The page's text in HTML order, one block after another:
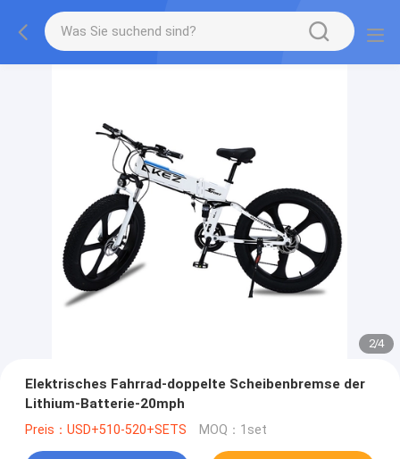
2/4
Elektrisches Fahrrad-doppelte Scheibenbremse der
Lithium-Batterie-20mph
Preis：USD+510-520+SETS MOQ：1set